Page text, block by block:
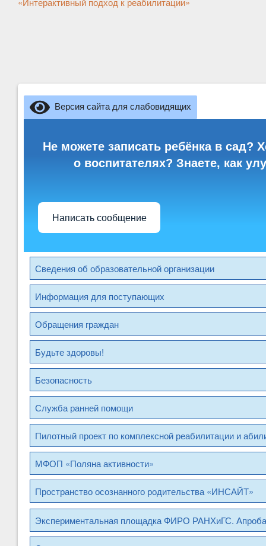
Версия сайта для слабовидящих
Не можете записать ребёнка в сад?
о воспитателях? Знаете, как
Написать сообщение
Сведения об образовательной организации
Информация для поступающих
Обращения граждан
Будьте здоровы!
Безопасность
Служба ранней помощи
Пилотный проект по комплексной реабилитации и
МФОП «Поляна активности»
Пространство осознанного родительства «ИНСАЙТ»
Экспериментальная площадка ФИРО РАНХиГС.